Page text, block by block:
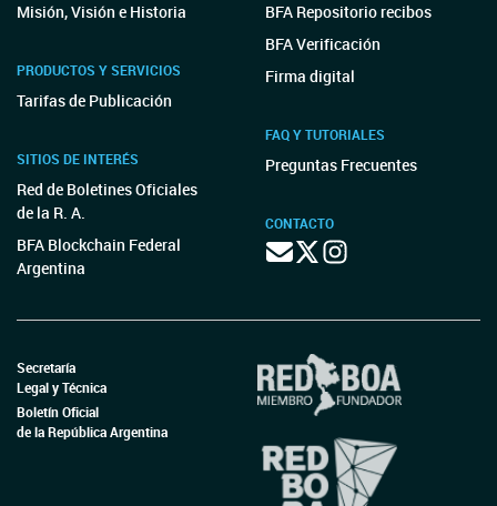
Misión, Visión e Historia
PRODUCTOS Y SERVICIOS
Tarifas de Publicación
SITIOS DE INTERÉS
Red de Boletines Oficiales
de la R. A.
BFA Blockchain Federal
Argentina
BFA Repositorio recibos
BFA Verificación
Firma digital
FAQ Y TUTORIALES
Preguntas Frecuentes
CONTACTO
Secretaría
Legal y Técnica
Boletín Oficial
de la República Argentina